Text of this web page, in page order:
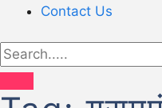
Contact Us